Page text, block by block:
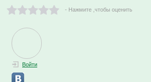
- Нажмите ,чтобы оценить
Войти